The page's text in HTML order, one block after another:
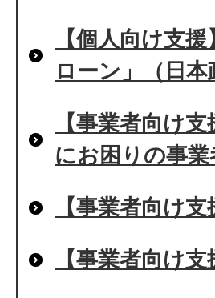
【個人向け支
ローン」（日
【事業者向け
にお困りの事
【事業者向け
【事業者向け